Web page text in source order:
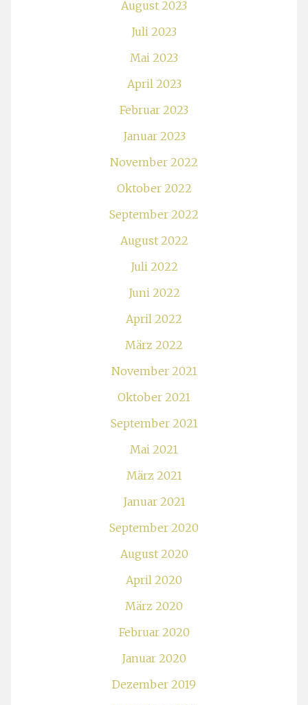
August 2023
Juli 2023
Mai 2023
April 2023
Februar 2023
Januar 2023
November 2022
Oktober 2022
September 2022
August 2022
Juli 2022
Juni 2022
April 2022
März 2022
November 2021
Oktober 2021
September 2021
Mai 2021
März 2021
Januar 2021
September 2020
August 2020
April 2020
März 2020
Februar 2020
Januar 2020
Dezember 2019